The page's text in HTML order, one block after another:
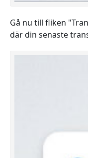
Gå nu till fliken
där din senaste